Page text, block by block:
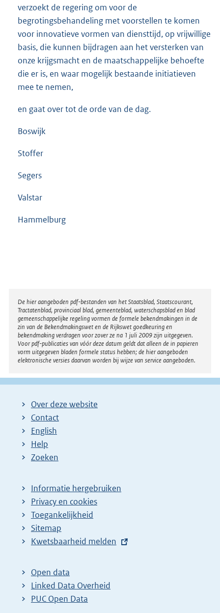
verzoekt de regering om voor de
begrotingsbehandeling met voorstellen te komen
voor innovatieve vormen van diensttijd, op vrijwillige
basis, die kunnen bijdragen aan het versterken van
onze krijgsmacht en de maatschappelijke behoefte
die er is, en waar mogelijk bestaande initiatieven
mee te nemen,
en gaat over tot de orde van de dag.
Boswijk
Stoffer
Segers
Valstar
Hammelburg
Disclaimer
De hier aangeboden pdf-bestanden van het Staatsblad, Staatscourant,
Tractatenblad, provinciaal blad, gemeenteblad, waterschapsblad en blad
gemeenschappelijke regeling vormen de formele bekendmakingen in de
zin van de Bekendmakingswet en de Rijkswet goedkeuring en
bekendmaking verdragen voor zover ze na 1 juli 2009 zijn uitgegeven.
Voor pdf-publicaties van vóór deze datum geldt dat alleen de in papieren
vorm uitgegeven bladen formele status hebben; de hier aangeboden
elektronische versies daarvan worden bij wijze van service aangeboden.
Over deze website
Contact
English
Help
Zoeken
Informatie hergebruiken
Privacy en cookies
Toegankelijkheid
Sitemap
E
t
e
r
Kwetsbaarheid melden
Open data
Linked Data Overheid
PUC Open Data